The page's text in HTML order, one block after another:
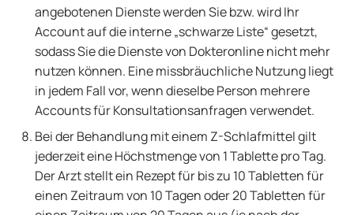
angebotenen Dienste werden Sie bzw. wird Ihr
Account auf die interne „schwarze Liste“ gesetzt,
sodass Sie die Dienste von Dokteronline nicht mehr
nutzen können. Eine missbräuchliche Nutzung liegt
in jedem Fall vor, wenn dieselbe Person mehrere
Accounts für Konsultationsanfragen verwendet.
Bei der Behandlung mit einem Z-Schlafmittel gilt
jederzeit eine Höchstmenge von 1 Tablette pro Tag.
Der Arzt stellt ein Rezept für bis zu 10 Tabletten für
einen Zeitraum von 10 Tagen oder 20 Tabletten für